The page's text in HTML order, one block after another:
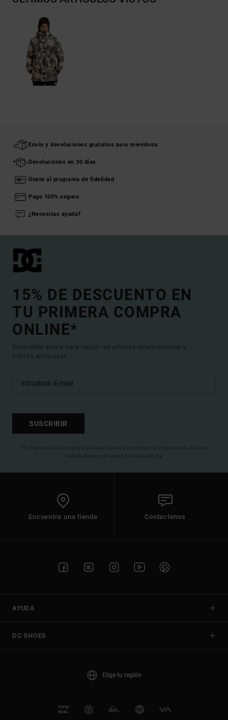
Envío y devoluciones gratuitos para miembros
Devoluciones en 30 días
Únete al programa de fidelidad
Pago 100% seguro
¿Necesitas ayuda?
15% DE DESCUENTO EN
TU PRIMERA COMPRA
ONLINE*
Suscríbete ahora para recibir las ultimas informaciones y
ofertas exclusivas.
SUSCRIBIR
(*) Oferta valida online para los nuevos inscritos. Condiciones de uso
detalladas en el email de bienvenida
Encuentra una tienda Contactenos
AYUDA
DC SHOES
Elige tu región